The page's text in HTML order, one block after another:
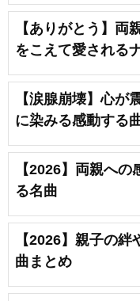
【ありがとう】両
をこえて愛される
【涙腺崩壊】心が
に染みる感動する
【2026】両親へ
る名曲
【2026】親子の
曲まとめ